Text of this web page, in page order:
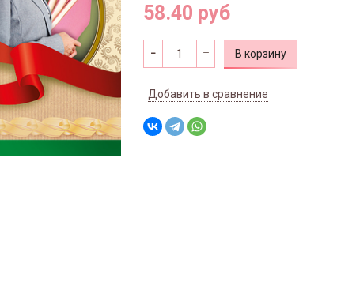
58.40 руб
В корзину
Добавить в сравнение